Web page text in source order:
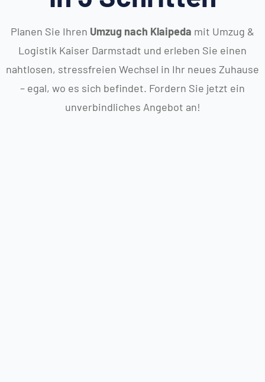
Planen Sie Ihren Umzug nach Klaipeda mit Umzug &
Logistik Kaiser Darmstadt und erleben Sie einen
nahtlosen, stressfreien Wechsel in Ihr neues Zuhause
– egal, wo es sich befindet. Fordern Sie jetzt ein
unverbindliches Angebot an!